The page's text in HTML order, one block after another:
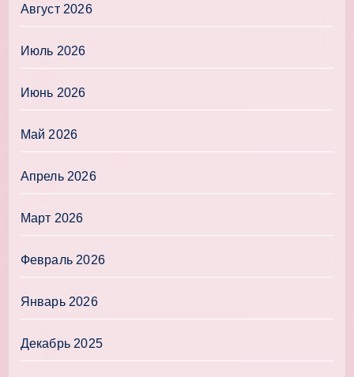
Август 2026
Июль 2026
Июнь 2026
Май 2026
Апрель 2026
Март 2026
Февраль 2026
Январь 2026
Декабрь 2025